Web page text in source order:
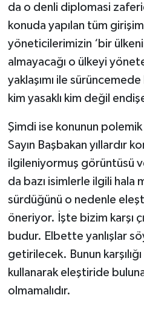
da o denli diplomasi
konuda yapılan tüm
yöneticilerimizin ‘bir
almayacağı o ülkeyi
yaklaşımı ile sürüncemede
kim yasaklı kim değil
Şimdi ise konunun polemik
Sayın Başbakan yıllardır
ilgileniyormuş görüntüsü
da bazı isimlerle ilgili hala
sürdüğünü o nedenle
öneriyor. İşte bizim karşı
budur. Elbette yanlışlar
getirilecek. Bunun
kullanarak eleştiride
olmamalıdır.